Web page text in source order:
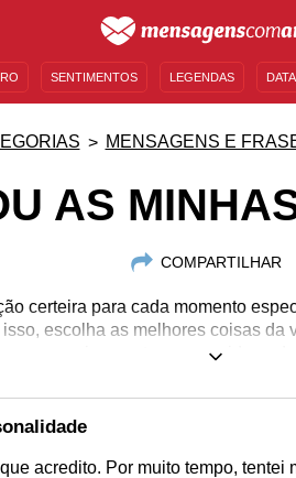
SENTIMENTOS LEGENDAS
MENSAGENS E
AS
COMPARTILHAR
certeira para cada momento
escolha as melhores coisas
ensinamentos que a vida pode
acredito. Por muito tempo, tentei